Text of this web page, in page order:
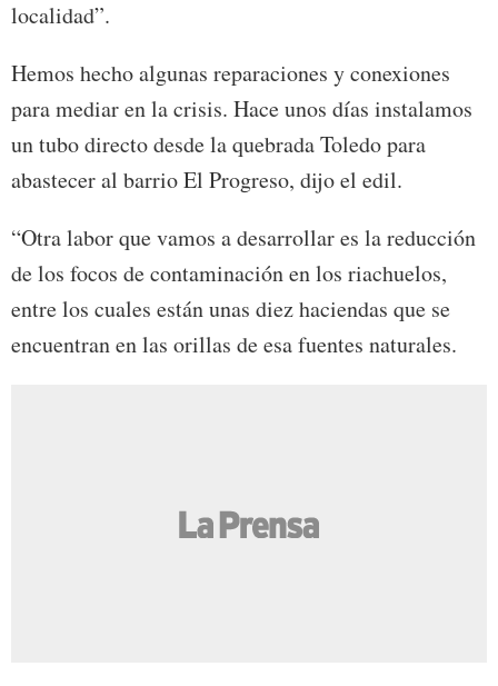
localidad”.
Hemos hecho algunas reparaciones y conexiones
para mediar en la crisis. Hace unos días instalamos
un tubo directo desde la quebrada Toledo para
abastecer al barrio El Progreso, dijo el edil.
“Otra labor que vamos a desarrollar es la reducción
de los focos de contaminación en los riachuelos,
entre los cuales están unas diez haciendas que se
encuentran en las orillas de esa fuentes naturales.